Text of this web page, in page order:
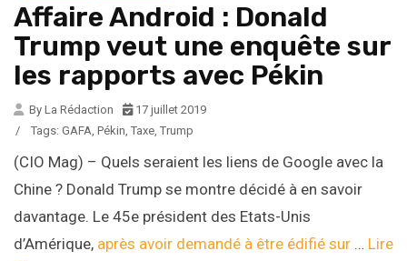
Affaire Android : Donald
Trump veut une enquête sur
les rapports avec Pékin
By La Rédaction
17 juillet 2019
/
Tags: GAFA, Pékin, Taxe, Trump
(CIO Mag) – Quels seraient les liens de Google avec la
Chine ? Donald Trump se montre décidé à en savoir
davantage. Le 45e président des Etats-Unis
d’Amérique, après avoir demandé à être édifié sur … Lire